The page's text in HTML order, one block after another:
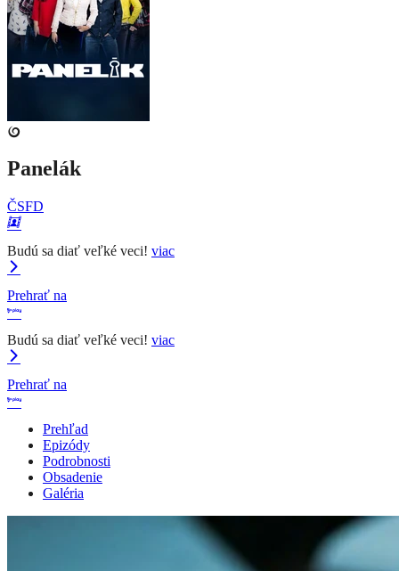
Panelák
ČSFD
Budú sa diať veľké veci! viac
Prehrať na
Budú sa diať veľké veci! viac
Prehrať na
Prehľad
Epizódy
Podrobnosti
Obsadenie
Galéria